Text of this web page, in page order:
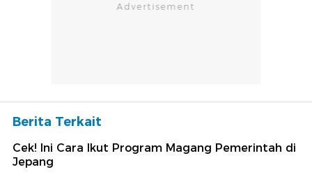
Berita Terkait
Cek! Ini Cara Ikut Program Magang Pemerintah di
Jepang